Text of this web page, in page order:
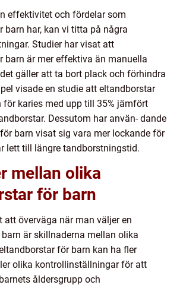
effektivitet och fördelar som
barn har, kan vi titta på några
Studier har visat att
barn är mer effektiva än manuella
gäller att ta bort plack och förhindra
visade en studie att eltandborstar
för karies med upp till 35% jämfört
Dessutom har använ- dande
barn visat sig vara mer lockande för
lett till längre tandborstningstid.
mellan olika
för barn
att överväga när man väljer en
är skillnaderna mellan olika
för barn kan ha fler
olika kontrollinställningar för att
åldersgrupp och